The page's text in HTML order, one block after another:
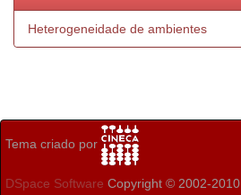
Heterogeneidade de ambientes
Tema criado por
DSpace Software Copyright © 2002-2010